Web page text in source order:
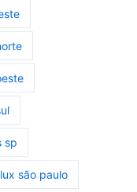
sp
são paulo